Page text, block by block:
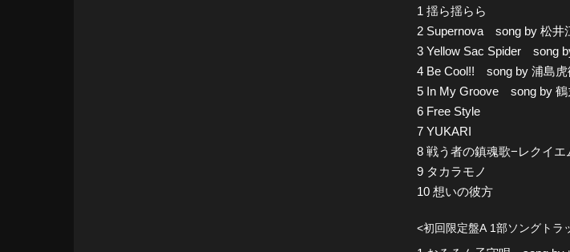
1 揺ら揺らら
2 Supernova song by 松井
3 Yellow Sac Spider song
4 Be Cool!! song by 浦島虎
5 In My Groove song by 鶴
6 Free Style
7 YUKARI
8 戦う者の鎮魂歌−レクイ
9 タカラモノ
10 想いの彼方
<初回限定盤A 1部ソングトラ